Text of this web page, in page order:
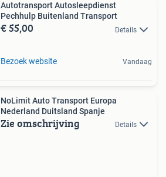
Autotransport Autosleepdienst
Pechhulp Buitenland Transport
€ 55,00 Details
Bezoek website Vandaag
NoLimit Auto Transport Europa
Nederland Duitsland Spanje
Zie omschrijving Details